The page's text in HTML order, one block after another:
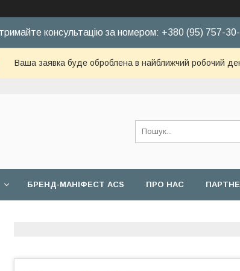
консультацію за номером: +380 (95) 757-
Ваша заявка буде оброблена в найближчий робочий
БРЕНД-МАНІФЕСТ ACS ПРО НАС